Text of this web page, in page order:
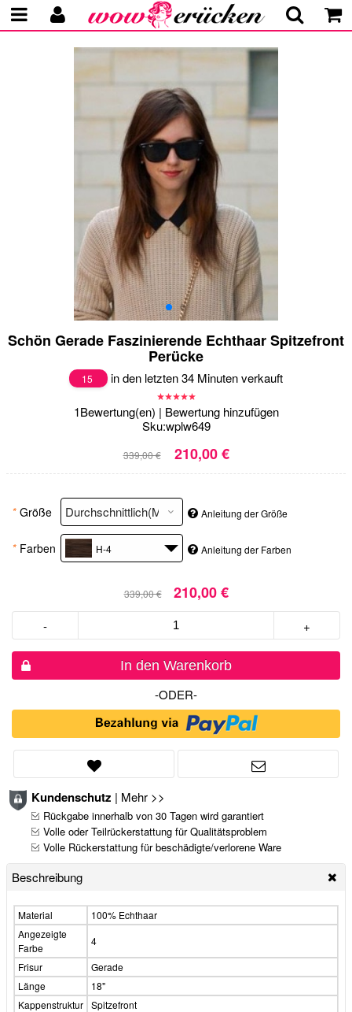
Schön Gerade Faszinierende Echthaar Spitzefront
Perücke
15 in den letzten 34 Minuten verkauft
1Bewertung(en) | Bewertung hinzufügen
Sku:wplw649
339,00 € 210,00 €
* Größe Anleitung der Größe
* Farben H-4 Anleitung der Farben
339,00 € 210,00 €
- +
In den Warenkorb
-ODER-
Kundenschutz | Mehr >>
Rückgabe innerhalb von 30 Tagen wird garantiert
Volle oder Teilrückerstattung für Qualitätsproblem
Volle Rückerstattung für beschädigte/verlorene Ware
Beschreibung
Material
100% Echthaar
Angezeigte
Farbe
4
Frisur
Gerade
Länge
18"
Kappenstruktur Spitzefront